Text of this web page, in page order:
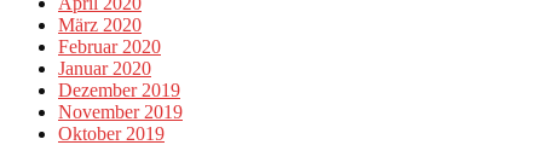
März 2020
Februar 2020
Januar 2020
Dezember 2019
November 2019
Oktober 2019